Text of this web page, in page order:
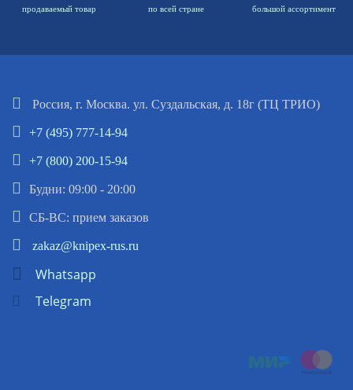
продаваемый товар
по всей стране
большой ассортимент
Россия, г. Москва. ул. Суздальская, д. 18г (ТЦ ТРИО)
+7 (495) 777-14-94
+7 (800) 200-15-94
Будни: 09:00 - 20:00
СБ-ВС: прием заказов
zakaz@knipex-rus.ru
Whatsapp
Telegram